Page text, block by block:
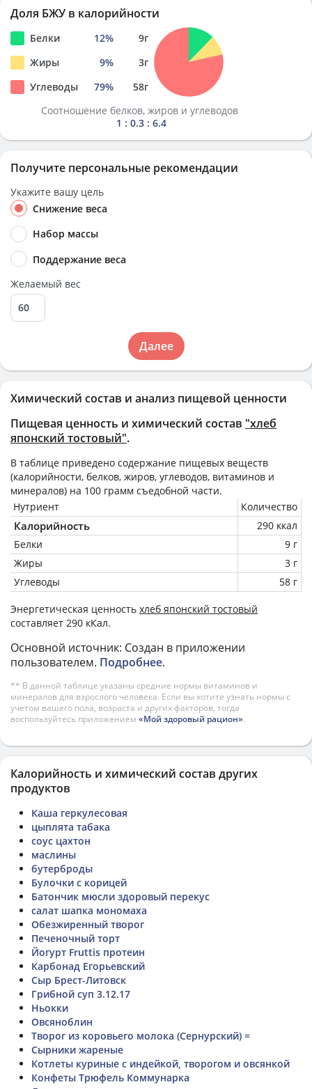
Химический состав и анализ пищевой ценности
Пищевая ценность и химический состав "хлеб
японский тостовый".
В таблице приведено содержание пищевых веществ
(калорийности, белков, жиров, углеводов, витаминов и
минералов) на 100 грамм съедобной части.
Нутриент
Количество
Калорийность
290 ккал
Белки
9 г
Жиры
3 г
Углеводы
58 г
Энергетическая ценность хлеб японский тостовый
составляет 290 кКал.
Основной источник: Создан в приложении
пользователем. Подробнее.
** В данной таблице указаны средние нормы витаминов и
минералов для взрослого человека. Если вы хотите узнать нормы с
учетом вашего пола, возраста и других факторов, тогда
воспользуйтесь приложением «Мой здоровый рацион».
Доля БЖУ в калорийности
Белки 12% 9г
Жиры
9% 3г
Углеводы
79% 58г
Соотношение белков, жиров и углеводов
1 : 0.3 : 6.4
Получите персональные рекомендации
Укажите вашу цель
Снижение веса
Набор массы
Поддержание веса
Желаемый вес
Далее
Калорийность и химический состав других
продуктов
Каша геркулесовая
цыплята табака
соус цахтон
маслины
бутерброды
Булочки с корицей
Батончик мюсли здоровый перекус
салат шапка мономаха
Обезжиренный творог
Печеночный торт
Йогурт Fruttis протеин
Карбонад Егорьевский
Сыр Брест-Литовск
Грибной суп 3.12.17
Ньокки
Овсяноблин
Творог из коровьего молока (Сернурский) =
Сырники жареные
Котлеты куриные с индейкой, творогом и овсянкой
Конфеты Трюфель Коммунарка